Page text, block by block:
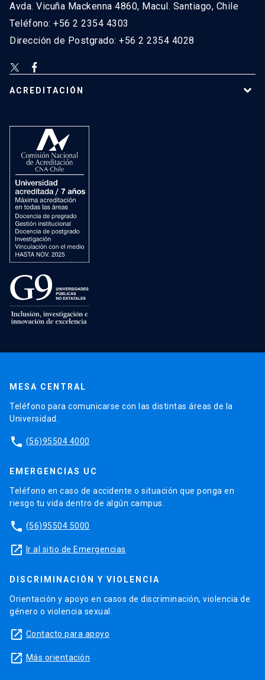
Avda. Vicuña Mackenna 4860, Macul. Santiago, Chile
Teléfono: +56 2 2354 4303
Dirección de Postgrado: +56 2 2354 4028
ACREDITACIÓN
MESA CENTRAL
Teléfono para comunicarse con las distintas áreas de la
Universidad.
phone (56)95504 4000
EMERGENCIAS UC
Teléfono en caso de accidente o situación que ponga en
riesgo tu vida dentro de algún campus.
phone (56)95504 5000
launch Ir al sitio de Emergencias
DISCRIMINACIÓN Y VIOLENCIA
Orientación y apoyo en casos de discriminación, violencia de
género o violencia sexual.
launch Contacto para apoyo
launch Más orientación